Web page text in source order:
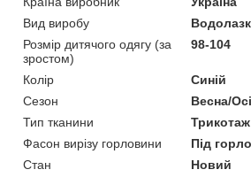
Вид виробу
Розмір дитячого одягу (за
зростом)
98-104
Колір
Синій
Сезон
Весна/
Тип тканини
Трикотаж
Фасон вирізу горловини
Під горло
Стан
Новий